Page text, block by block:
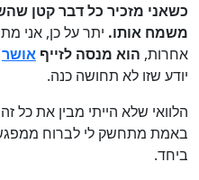
כשאני מזכיר כל דבר קטן
משמח אותו. יתר על כן, אני
אחרות, הוא מנסה לזייף אושר
יודע שזו לא תחושה כנה.
הלוואי שלא הייתי מבין את כל
באמת מתחשק לי לברוח
ביחד.